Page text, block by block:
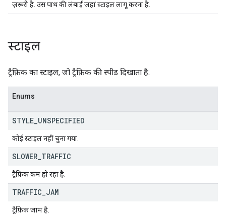
ज़रूरी है. उस पाथ की लंबाई जहां स्टाइल लागू करना है.
स्टाइल
ट्रैफ़िक का स्टाइल, जो ट्रैफ़िक की स्पीड दिखाता है.
Enums
STYLE UNSPECIFIED
कोई स्टाइल नहीं चुना गया.
SLOWER TRAFFIC
ट्रैफ़िक कम हो रहा है.
TRAFFIC JAM
ट्रैफ़िक जाम है.